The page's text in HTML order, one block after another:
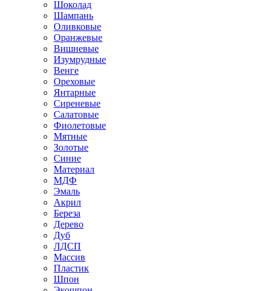
Шоколад
Шампань
Оливковые
Оранжевые
Вишневые
Изумрудные
Венге
Ореховые
Янтарные
Сиреневые
Салатовые
Фиолетовые
Мятные
Золотые
Синие
Материал
МДФ
Эмаль
Акрил
Береза
Дерево
Дуб
ЛДСП
Массив
Пластик
Шпон